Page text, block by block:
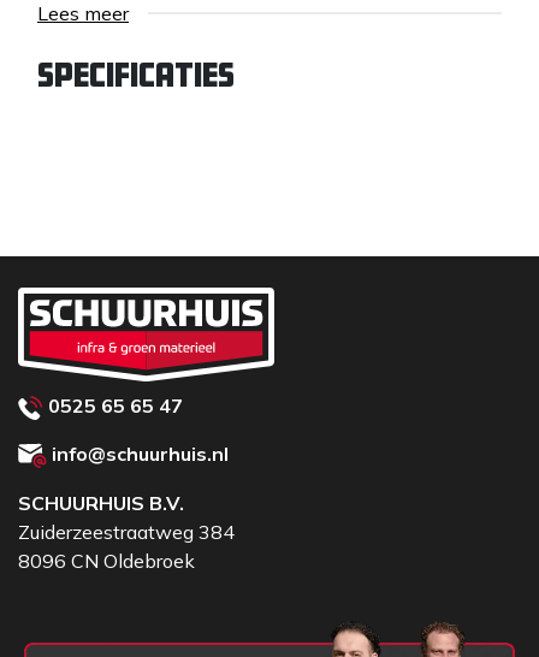
Lees meer
Specificaties
0525 65 65 47
info@schuurhuis.nl
SCHUURHUIS B.V.
Zuiderzeestraatweg 384
8096 CN Oldebroek